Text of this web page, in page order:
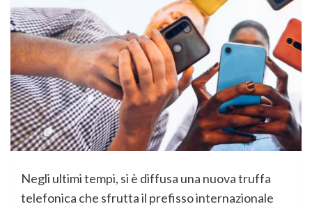
Negli ultimi tempi, si è diffusa una nuova truffa
telefonica che sfrutta il prefisso internazionale